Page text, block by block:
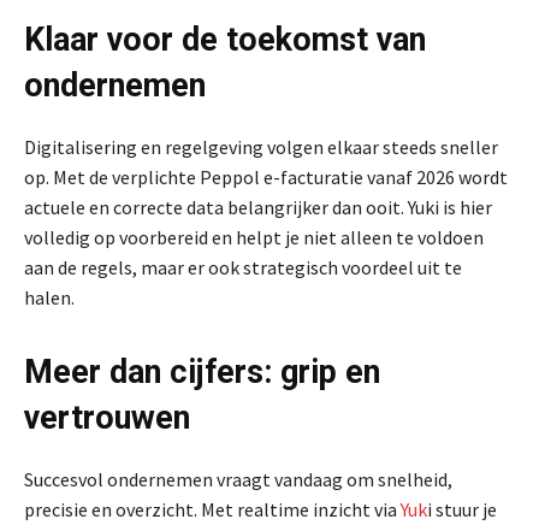
Klaar voor de toekomst van
ondernemen
Digitalisering en regelgeving volgen elkaar steeds sneller
op. Met de verplichte Peppol e-facturatie vanaf 2026 wordt
actuele en correcte data belangrijker dan ooit. Yuki is hier
volledig op voorbereid en helpt je niet alleen te voldoen
aan de regels, maar er ook strategisch voordeel uit te
halen.
Meer dan cijfers: grip en
vertrouwen
Succesvol ondernemen vraagt vandaag om snelheid,
precisie en overzicht. Met realtime inzicht viaYuki stuur je